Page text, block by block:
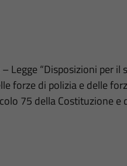
Legge “Disposizioni per
forze di polizia e delle
75 della Costituzione e